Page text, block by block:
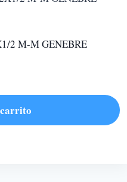
2 M-M GENEBRE